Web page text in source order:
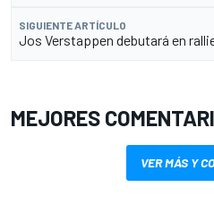
SIGUIENTE ARTÍCULO
Jos Verstappen debutará en
MEJORES
VER MÁS Y